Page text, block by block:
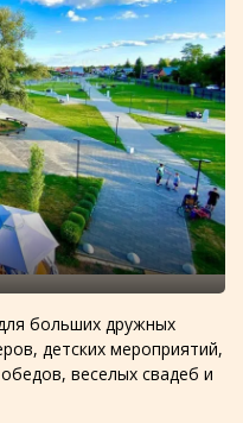
больших дружных
детских мероприятий,
веселых свадеб и